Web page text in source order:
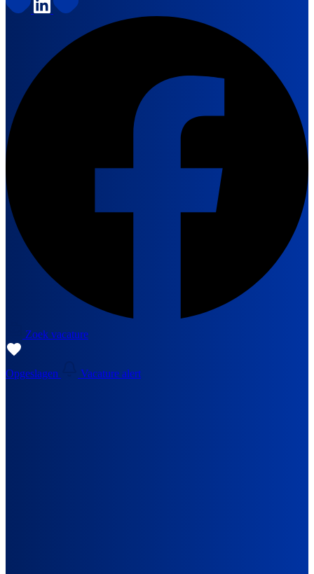
Zoek vacature
Opgeslagen Vacature alert